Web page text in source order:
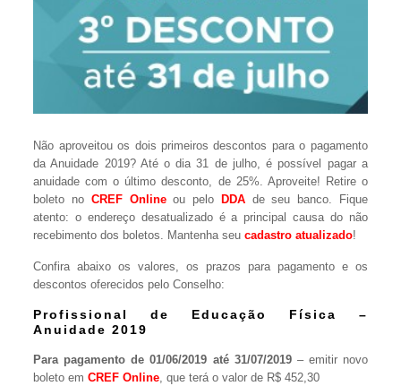
Não aproveitou os dois primeiros descontos para o pagamento
da Anuidade 2019? Até o dia 31 de julho, é possível pagar a
anuidade com o último desconto, de 25%. Aproveite! Retire o
boleto no CREF Onlineou pelo DDAde seu banco. Fique
atento: o endereço desatualizado é a principal causa do não
recebimento dos boletos. Mantenha seucadastro atualizado!
Confira abaixo os valores, os prazos para pagamento e os
descontos oferecidos pelo Conselho:
Profissional de Educação Física –
Anuidade 2019
Para pagamento de 01/06/2019 até 31/07/2019– emitir novo
boleto emCREF Online, que terá o valor de R$ 452,30